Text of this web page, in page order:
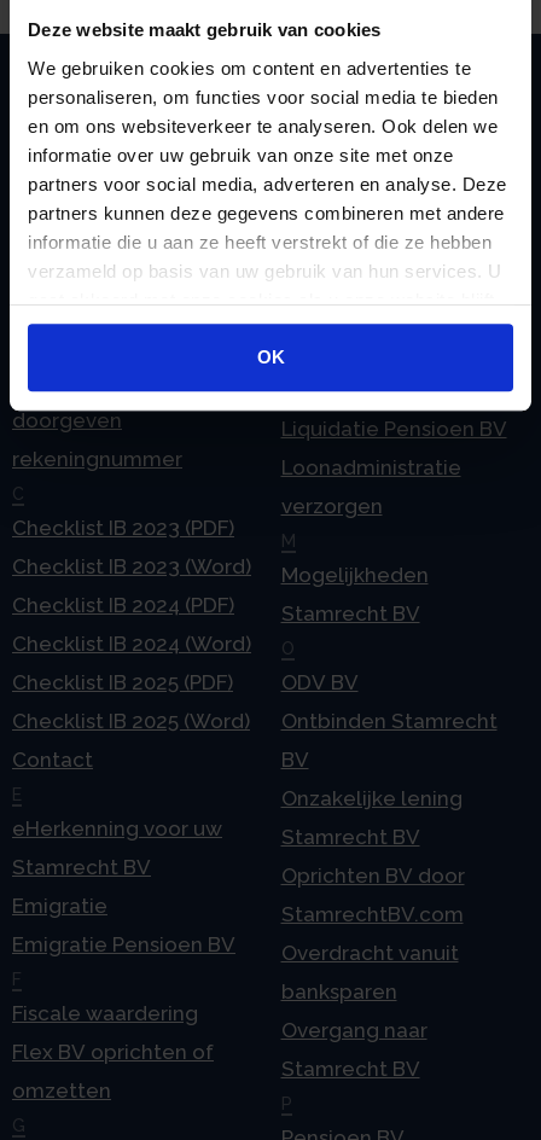
Deze website maakt gebruik van cookies
We gebruiken cookies om content en advertenties te
personaliseren, om functies voor social media te bieden
en om ons websiteverkeer te analyseren. Ook delen we
informatie over uw gebruik van onze site met onze
partners voor social media, adverteren en analyse. Deze
partners kunnen deze gegevens combineren met andere
informatie die u aan ze heeft verstrekt of die ze hebben
verzameld op basis van uw gebruik van hun services. U
gaat akkoord met onze cookies als u onze website blijft
gebruiken.
OK
Zoeken
Handige links
Afkoop Stamrecht
doorgeven
rekeningnummer
C
Checklist IB 2023 (PDF)
Checklist IB 2023 (Word)
Checklist IB 2024 (PDF)
Checklist IB 2024 (Word)
Checklist IB 2025 (PDF)
Checklist IB 2025 (Word)
Contact
E
eHerkenning voor uw
Stamrecht BV
Emigratie
Emigratie Pensioen BV
F
Fiscale waardering
Flex BV oprichten of
omzetten
G
Jaarstukken opstellen
Lenen van de BV
Lijfrente BV
Liquidatie Pensioen BV
Loonadministratie
verzorgen
M
Mogelijkheden
Stamrecht BV
O
ODV BV
Ontbinden Stamrecht
BV
Onzakelijke lening
Stamrecht BV
Oprichten BV door
StamrechtBV.com
Overdracht vanuit
banksparen
Overgang naar
Stamrecht BV
P